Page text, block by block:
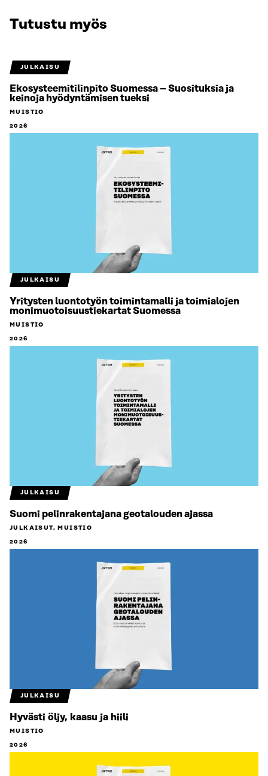
Tutustu myös
JULKAISU
Ekosysteemitilinpito Suomessa – Suosituksia ja
keinoja hyödyntämisen tueksi
MUISTIO
2026
JULKAISU
Yritysten luontotyön toimintamalli ja toimialojen
monimuotoisuustiekartat Suomessa
MUISTIO
2026
JULKAISU
Suomi pelinrakentajana geotalouden ajassa
JULKAISUT, MUISTIO
2026
JULKAISU
Hyvästi öljy, kaasu ja hiili
MUISTIO
2026